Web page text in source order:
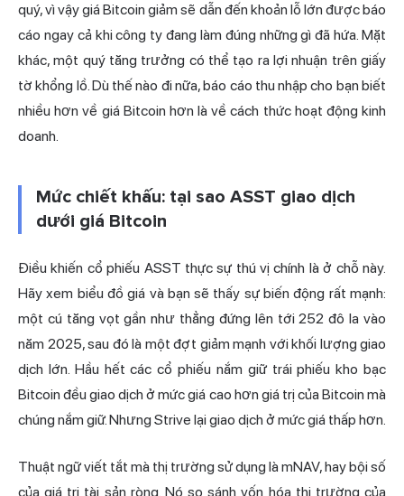
quý, vì vậy giá Bitcoin giảm sẽ dẫn đến khoản lỗ lớn được báo
cáo ngay cả khi công ty đang làm đúng những gì đã hứa. Mặt
khác, một quý tăng trưởng có thể tạo ra lợi nhuận trên giấy
tờ khổng lồ. Dù thế nào đi nữa, báo cáo thu nhập cho bạn biết
nhiều hơn về giá Bitcoin hơn là về cách thức hoạt động kinh
doanh.
Mức chiết khấu: tại sao ASST giao dịch
dưới giá Bitcoin
Điều khiến cổ phiếu ASST thực sự thú vị chính là ở chỗ này.
Hãy xem biểu đồ giá và bạn sẽ thấy sự biến động rất mạnh:
một cú tăng vọt gần như thẳng đứng lên tới 252 đô la vào
năm 2025, sau đó là một đợt giảm mạnh với khối lượng giao
dịch lớn. Hầu hết các cổ phiếu nắm giữ trái phiếu kho bạc
Bitcoin đều giao dịch ở mức giá cao hơn giá trị của Bitcoin mà
chúng nắm giữ. Nhưng Strive lại giao dịch ở mức giá thấp hơn.
Thuật ngữ viết tắt mà thị trường sử dụng là mNAV, hay bội số
của giá trị tài sản ròng. Nó so sánh vốn hóa thị trường của